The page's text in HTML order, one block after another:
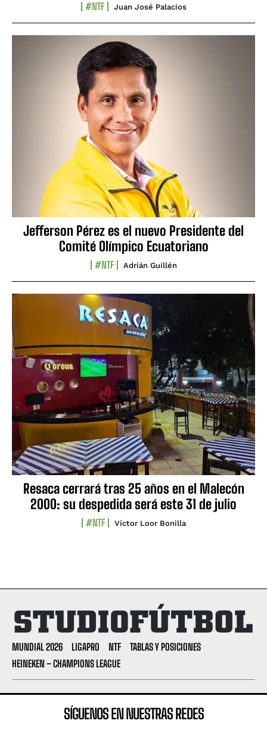
#NTF Juan José Palacios
Jefferson Pérez es el nuevo Presidente del
Comité Olímpico Ecuatoriano
#NTF Adrián Guillén
Resaca cerrará tras 25 años en el Malecón
2000: su despedida será este 31 de julio
#NTF Víctor Loor Bonilla
MUNDIAL 2026 LIGAPRO NTF
TABLAS Y POSICIONES
HEINEKEN – CHAMPIONS LEAGUE
SÍGUENOS EN NUESTRAS REDES